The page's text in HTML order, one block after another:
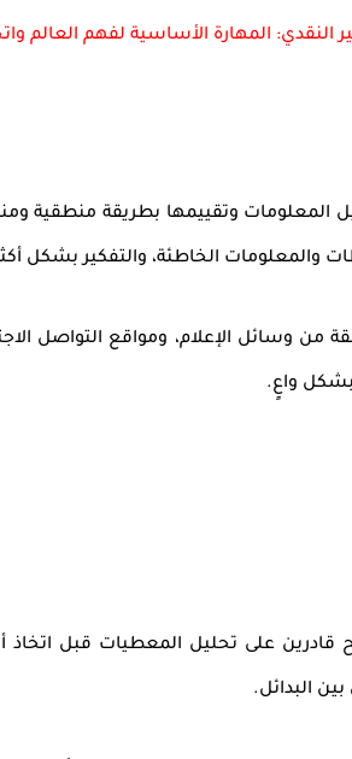
النقدي: المهارة الأساسية لفهم العالم
المعلومات وتقييمها بطريقة منطقية
والمعلومات الخاطئة، والتفكير بشكل
من وسائل الإعلام، ومواقع التواصل
بشكل واعٍ.
قادرين على تحليل المعطيات قبل اتخاذ
البدائل.